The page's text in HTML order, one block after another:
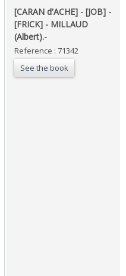
‎[CARAN d'ACHE] - [JOB] -
[FRICK] - MILLAUD
(Albert).-‎
Reference : 71342
See the book